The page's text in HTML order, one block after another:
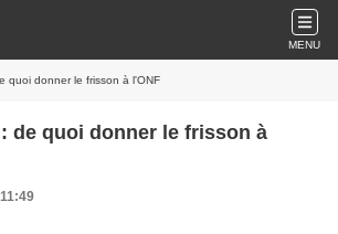
MENU
quoi donner le frisson à l'ONF
de quoi donner le frisson à